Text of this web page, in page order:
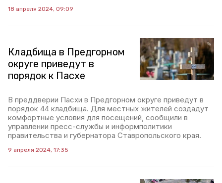
18 апреля 2024, 09:09
Кладбища в Предгорном
округе приведут в
порядок к Пасхе
В преддверии Пасхи в Предгорном округе приведут в
порядок 44 кладбища. Для местных жителей создадут
комфортные условия для посещений, сообщили в
управлении пресс-службы и информполитики
правительства и губернатора Ставропольского края.
9 апреля 2024, 17:35